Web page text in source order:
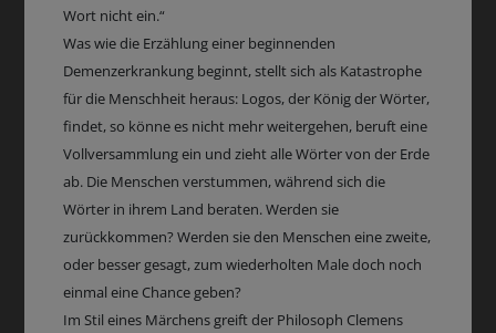
Wort nicht ein.“
Was wie die Erzählung einer beginnenden
Demenzerkrankung beginnt, stellt sich als Katastrophe
für die Menschheit heraus: Logos, der König der Wörter,
findet, so könne es nicht mehr weitergehen, beruft eine
Vollversammlung ein und zieht alle Wörter von der Erde
ab. Die Menschen verstummen, während sich die
Wörter in ihrem Land beraten. Werden sie
zurückkommen? Werden sie den Menschen eine zweite,
oder besser gesagt, zum wiederholten Male doch noch
einmal eine Chance geben?
Im Stil eines Märchens greift der Philosoph Clemens